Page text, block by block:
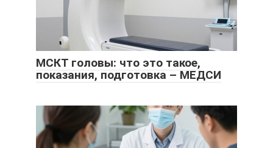
МСКТ головы: что это такое,
показания, подготовка – МЕДСИ